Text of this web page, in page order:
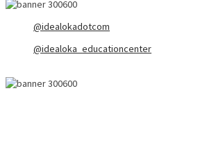
@idealokadotcom
@idealoka_educationcenter